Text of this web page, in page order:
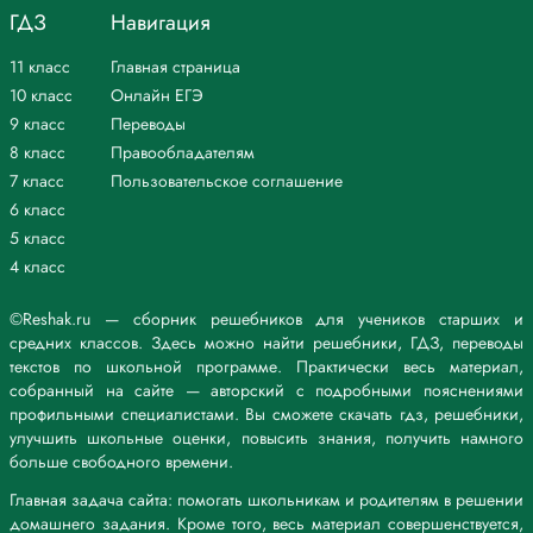
©Reshak.ru — сборник решебников для учеников старших и
средних классов. Здесь можно найти решебники, ГДЗ, переводы
текстов по школьной программе. Практически весь материал,
собранный на сайте — авторский с подробными пояснениями
профильными специалистами. Вы сможете скачать гдз, решебники,
улучшить школьные оценки, повысить знания, получить намного
больше свободного времени.
Главная задача сайта: помогать школьникам и родителям в решении
домашнего задания. Кроме того, весь материал совершенствуется,
ГДЗ
11 класс
10 класс
9 класс
8 класс
7 класс
6 класс
5 класс
4 класс
Навигация
Главная страница
Онлайн ЕГЭ
Переводы
Правообладателям
Пользовательское соглашение